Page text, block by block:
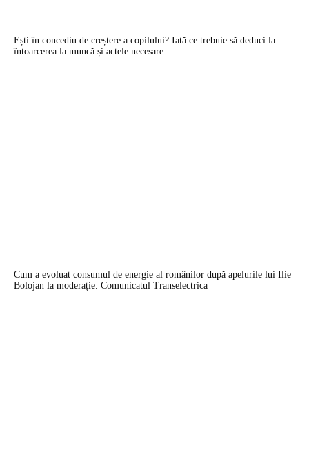
Ești în concediu de creștere a copilului? Iată ce trebuie să deduci la
întoarcerea la muncă și actele necesare.
Cum a evoluat consumul de energie al românilor după apelurile lui Ilie
Bolojan la moderație. Comunicatul Transelectrica